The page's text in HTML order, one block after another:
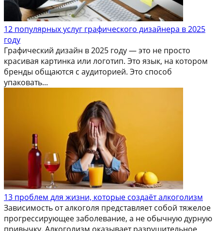
12 популярных услуг графического дизайнера в 2025
году
Графический дизайн в 2025 году — это не просто
красивая картинка или логотип. Это язык, на котором
бренды общаются с аудиторией. Это способ
упаковать...
13 проблем для жизни, которые создаёт алкоголизм
Зависимость от алкоголя представляет собой тяжелое
прогрессирующее заболевание, а не обычную дурную